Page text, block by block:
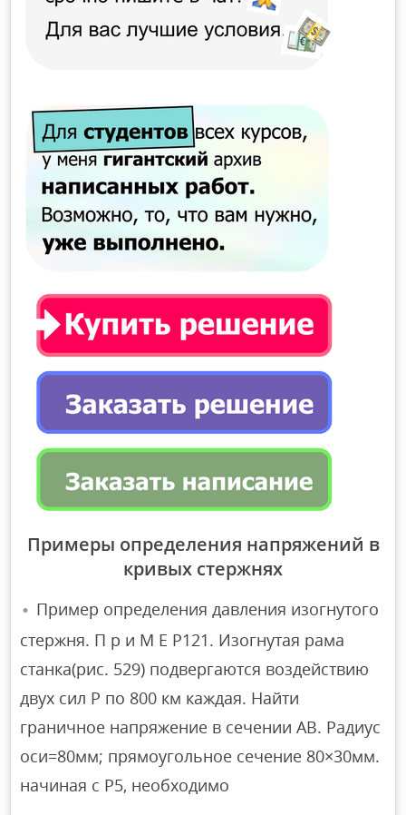
Примеры определения напряжений в
кривых стержнях
Пример определения давления изогнутого
стержня. П р и М Е Р121. Изогнутая рама
станка(рис. 529) подвергаются воздействию
двух сил Р по 800 км каждая. Найти
граничное напряжение в сечении AB. Радиус
оси=80мм; прямоугольное сечение 80×30мм.
начиная с Р5, необходимо